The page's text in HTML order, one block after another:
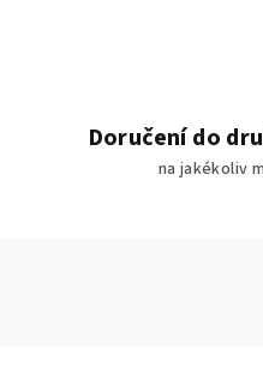
Doručení do
na jakékoliv